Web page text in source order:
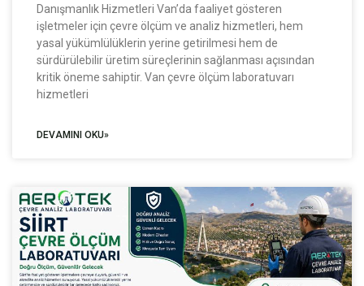
Danışmanlık Hizmetleri Van’da faaliyet gösteren
işletmeler için çevre ölçüm ve analiz hizmetleri, hem
yasal yükümlülüklerin yerine getirilmesi hem de
sürdürülebilir üretim süreçlerinin sağlanması açısından
kritik öneme sahiptir. Van çevre ölçüm laboratuvarı
hizmetleri
DEVAMINI OKU»